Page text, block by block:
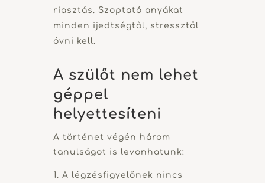
riasztás. Szoptató anyákat
minden ijedtségtől, stressztől
óvni kell.
A szülőt nem lehet
géppel
helyettesíteni
A történet végén három
tanulságot is levonhatunk:
A légzésfigyelőnek nincs